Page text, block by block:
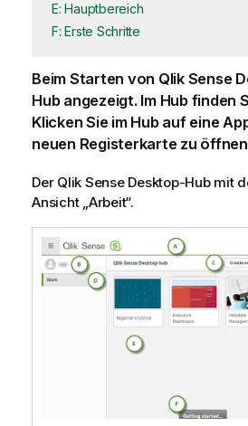
E: Hauptbereich
F: Erste Schritte
Beim Starten von Qlik Sense
Hub angezeigt. Im Hub finden
Klicken Sie im Hub auf eine
neuen Registerkarte zu
Der Qlik Sense Desktop-Hub mit
Ansicht „Arbeit“.